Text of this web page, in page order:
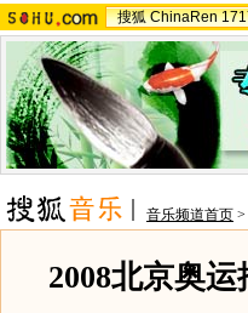
搜狐 ChinaRen
音乐频道首页 >
2008北京奥